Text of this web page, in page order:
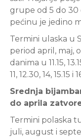
grupe od 5 do 30
pećinu je jedino
Termini ulaska u
period april, maj,
danima u 11.15,
11, 12.30, 14, 15.15 i
Srednja
do aprila
Termini polaska
juli, august i